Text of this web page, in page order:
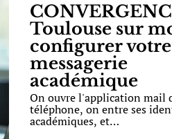
Toulouse sur
configurer votre
messagerie
académique
On ouvre l'application mail
téléphone, on entre ses
académiques, et…